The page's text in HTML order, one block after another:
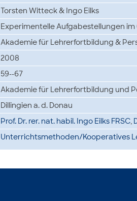
Torsten Witteck & Ingo Eilks
Experimentelle Aufgabestellungen
Akademie für Lehrerfortbildung &
2008
59--67
Akademie für Lehrerfortbildung und
Dillingien a. d. Donau
Prof. Dr. rer. nat. habil. Ingo Eilks FRSC,
Unterrichtsmethoden/Kooperatives